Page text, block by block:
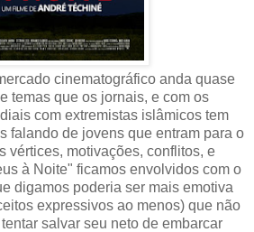
cinematográfico anda quase
temas que os jornais, e com os
com extremistas islâmicos tem
falando de jovens que entram para o
vértices, motivações, conflitos, e
à Noite" ficamos envolvidos com o
digamos poderia ser mais emotiva
expressivos ao menos) que não
salvar seu neto de embarcar